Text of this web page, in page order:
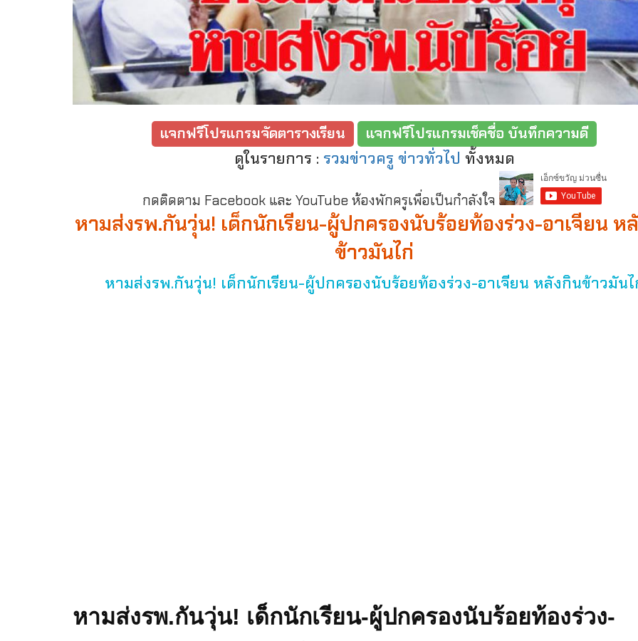
แจกฟรีโปรแกรมจัดตารางเรียน แจกฟรีโปรแกรมเช็คชื่อ บันทึกความดี
ดูในรายการ : รวมข่าวครู ข่าวทั่วไป ทั้งหมด
กดติดตาม Facebook และ YouTube ห้องพักครูเพื่อเป็นกำลังใจ
หามส่งรพ.กันวุ่น! เด็กนักเรียน-ผู้ปกครองนับร้อยท้องร่วง-อาเจียน ห
ข้าวมันไก่
หามส่งรพ.กันวุ่น! เด็กนักเรียน-ผู้ปกครองนับร้อยท้องร่วง-อาเจียน หลังกินข้าวมันไ
หามส่งรพ.กันวุ่น! เด็กนักเรียน-ผู้ปกครองนับร้อยท้องร่วง-